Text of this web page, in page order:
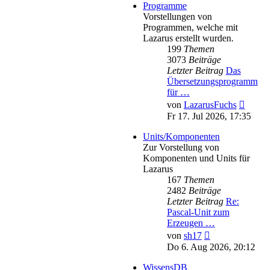
Programme
Vorstellungen von
Programmen, welche mit
Lazarus erstellt wurden.
199 Themen
3073 Beiträge
Letzter Beitrag Das
Übersetzungsprogramm
für …
von LazarusFuchs
Fr 17. Jul 2026, 17:35
Units/Komponenten
Zur Vorstellung von
Komponenten und Units für
Lazarus
167 Themen
2482 Beiträge
Letzter Beitrag Re:
Pascal-Unit zum
Erzeugen …
von sh17
Beitrag
Do 6. Aug 2026, 20:12
WissensDB